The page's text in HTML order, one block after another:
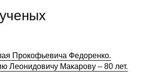
Прокофьевича Федоренко.
Леонидовичу Макарову – 80 лет.